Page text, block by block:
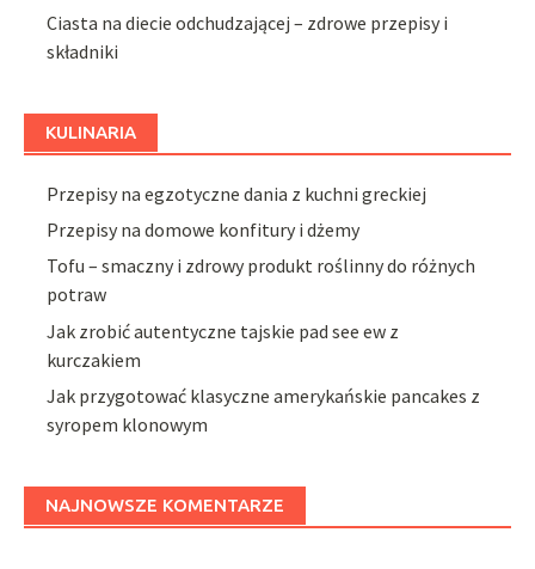
Ciasta na diecie odchudzającej – zdrowe przepisy i
składniki
KULINARIA
Przepisy na egzotyczne dania z kuchni greckiej
Przepisy na domowe konfitury i dżemy
Tofu – smaczny i zdrowy produkt roślinny do różnych
potraw
Jak zrobić autentyczne tajskie pad see ew z
kurczakiem
Jak przygotować klasyczne amerykańskie pancakes z
syropem klonowym
NAJNOWSZE KOMENTARZE